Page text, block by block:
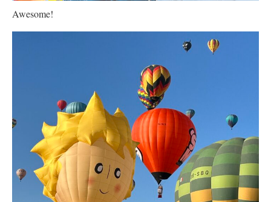
Awesome!